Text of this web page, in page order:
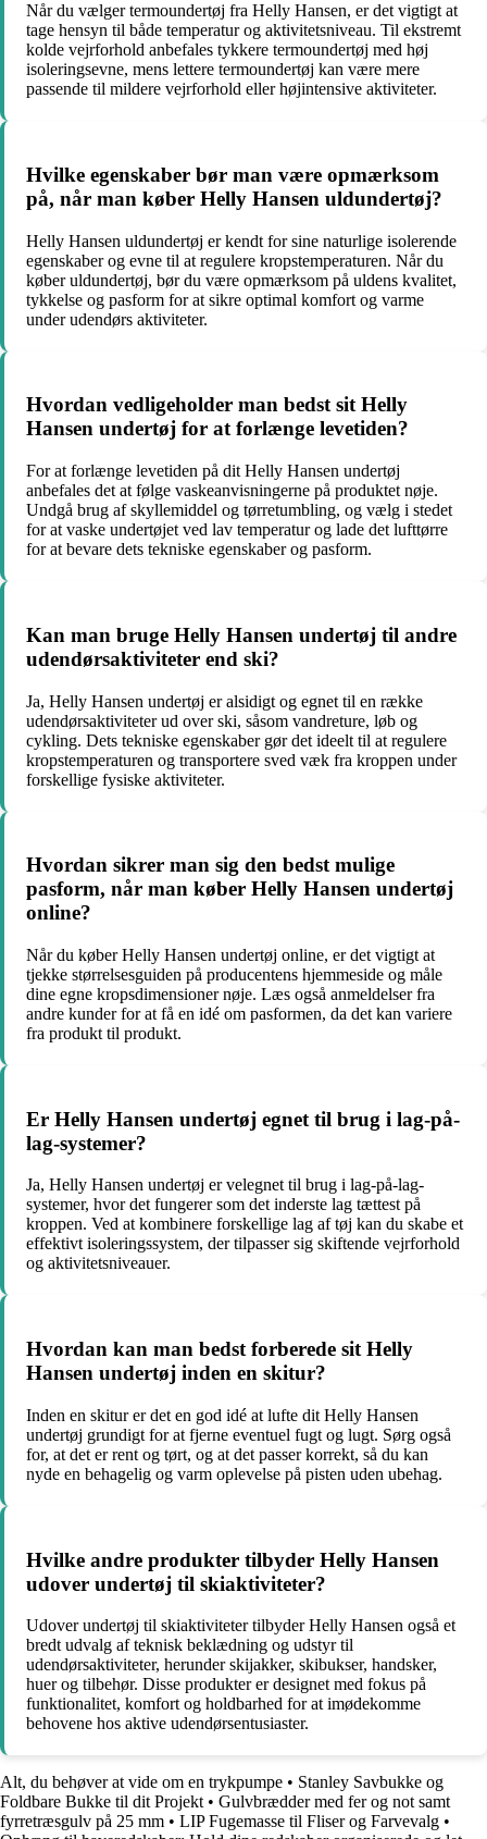
Når du vælger termoundertøj fra Helly Hansen, er det vigtigt at
tage hensyn til både temperatur og aktivitetsniveau. Til ekstremt
kolde vejrforhold anbefales tykkere termoundertøj med høj
isoleringsevne, mens lettere termoundertøj kan være mere
passende til mildere vejrforhold eller højintensive aktiviteter.
Hvilke egenskaber bør man være opmærksom
på, når man køber Helly Hansen uldundertøj?
Helly Hansen uldundertøj er kendt for sine naturlige isolerende
egenskaber og evne til at regulere kropstemperaturen. Når du
køber uldundertøj, bør du være opmærksom på uldens kvalitet,
tykkelse og pasform for at sikre optimal komfort og varme
under udendørs aktiviteter.
Hvordan vedligeholder man bedst sit Helly
Hansen undertøj for at forlænge levetiden?
For at forlænge levetiden på dit Helly Hansen undertøj
anbefales det at følge vaskeanvisningerne på produktet nøje.
Undgå brug af skyllemiddel og tørretumbling, og vælg i stedet
for at vaske undertøjet ved lav temperatur og lade det lufttørre
for at bevare dets tekniske egenskaber og pasform.
Kan man bruge Helly Hansen undertøj til andre
udendørsaktiviteter end ski?
Ja, Helly Hansen undertøj er alsidigt og egnet til en række
udendørsaktiviteter ud over ski, såsom vandreture, løb og
cykling. Dets tekniske egenskaber gør det ideelt til at regulere
kropstemperaturen og transportere sved væk fra kroppen under
forskellige fysiske aktiviteter.
Hvordan sikrer man sig den bedst mulige
pasform, når man køber Helly Hansen undertøj
online?
Når du køber Helly Hansen undertøj online, er det vigtigt at
tjekke størrelsesguiden på producentens hjemmeside og måle
dine egne kropsdimensioner nøje. Læs også anmeldelser fra
andre kunder for at få en idé om pasformen, da det kan variere
fra produkt til produkt.
Er Helly Hansen undertøj egnet til brug i lag-på-
lag-systemer?
Ja, Helly Hansen undertøj er velegnet til brug i lag-på-lag-
systemer, hvor det fungerer som det inderste lag tættest på
kroppen. Ved at kombinere forskellige lag af tøj kan du skabe et
effektivt isoleringssystem, der tilpasser sig skiftende vejrforhold
og aktivitetsniveauer.
Hvordan kan man bedst forberede sit Helly
Hansen undertøj inden en skitur?
Inden en skitur er det en god idé at lufte dit Helly Hansen
undertøj grundigt for at fjerne eventuel fugt og lugt. Sørg også
for, at det er rent og tørt, og at det passer korrekt, så du kan
nyde en behagelig og varm oplevelse på pisten uden ubehag.
Hvilke andre produkter tilbyder Helly Hansen
udover undertøj til skiaktiviteter?
Udover undertøj til skiaktiviteter tilbyder Helly Hansen også et
bredt udvalg af teknisk beklædning og udstyr til
udendørsaktiviteter, herunder skijakker, skibukser, handsker,
huer og tilbehør. Disse produkter er designet med fokus på
funktionalitet, komfort og holdbarhed for at imødekomme
behovene hos aktive udendørsentusiaster.
Alt, du behøver at vide om en trykpumpe • Stanley Savbukke og
Foldbare Bukke til dit Projekt • Gulvbrædder med fer og not samt
fyrretræsgulv på 25 mm • LIP Fugemasse til Fliser og Farvevalg •